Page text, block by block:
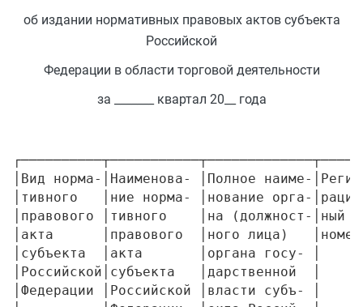
об издании нормативных правовых актов субъекта
Российской
Федерации в области торговой деятельности
за _______ квартал 20__ года
│Вид норма-│Наименова- │Полное наиме-
│тивного   │ние норма- │нование орга-
│правового │тивного    │на (должност-│ный
│акта      │правового  │ного лица)
│субъекта  │акта       │органа госу-
│Российской│субъекта   │дарственной
│Федерации │Российской │власти